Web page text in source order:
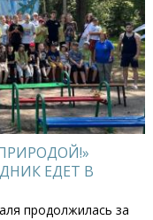
ЕДЕТ В
продолжилась за